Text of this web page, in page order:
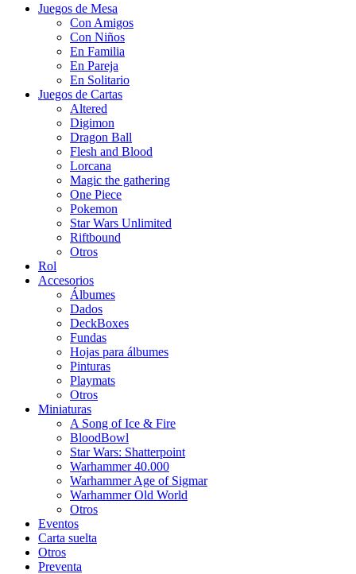
Juegos de Mesa
Con Amigos
Con Niños
En Familia
En Pareja
En Solitario
Juegos de Cartas
Altered
Digimon
Dragon Ball
Flesh and Blood
Lorcana
Magic the gathering
One Piece
Pokemon
Star Wars Unlimited
Riftbound
Otros
Rol
Accesorios
Álbumes
Dados
DeckBoxes
Fundas
Hojas para álbumes
Pinturas
Playmats
Otros
Miniaturas
A Song of Ice & Fire
BloodBowl
Star Wars: Shatterpoint
Warhammer 40.000
Warhammer Age of Sigmar
Warhammer Old World
Otros
Eventos
Carta suelta
Otros
Preventa